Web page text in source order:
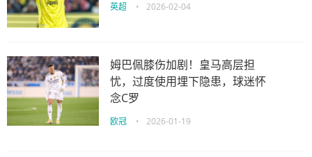
英超 • 2026-02-04
姆巴佩膝伤加剧！皇马高层担
忧，过度使用埋下隐患，球迷怀
念C罗
欧冠 • 2026-01-19